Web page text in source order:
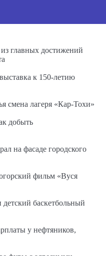
главных достижений
к 150-летию
смена лагеря «Кар-Тохи»
добыть
на фасаде городского
фильм «Вуся
баскетбольный
у нефтяников,